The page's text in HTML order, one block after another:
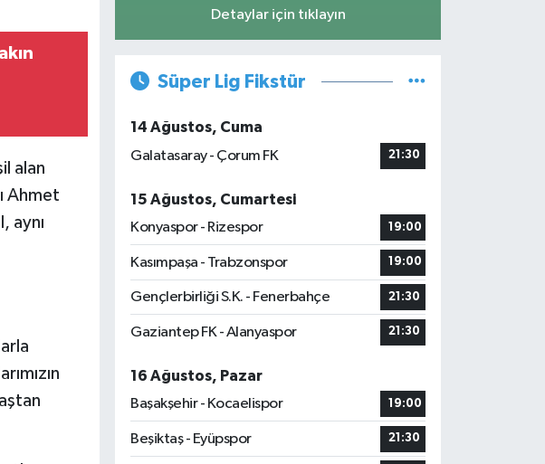
alan
Ahmet
aynı
Detaylar için tıklayın
Süper Lig Fikstür
14 Ağustos, Cuma
Galatasaray - Çorum FK
21:30
15 Ağustos, Cumartesi
Konyaspor - Rizespor
19:00
Kasımpaşa - Trabzonspor 19:00
Gençlerbirliği S.K. - Fenerbahçe 21:30
Gaziantep FK - Alanyaspor 21:30
16 Ağustos, Pazar
Başakşehir - Kocaelispor
19:00
Beşiktaş - Eyüpspor 21:30